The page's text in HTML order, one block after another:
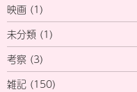
映画 (1)
未分類 (1)
考察 (3)
雑記 (150)